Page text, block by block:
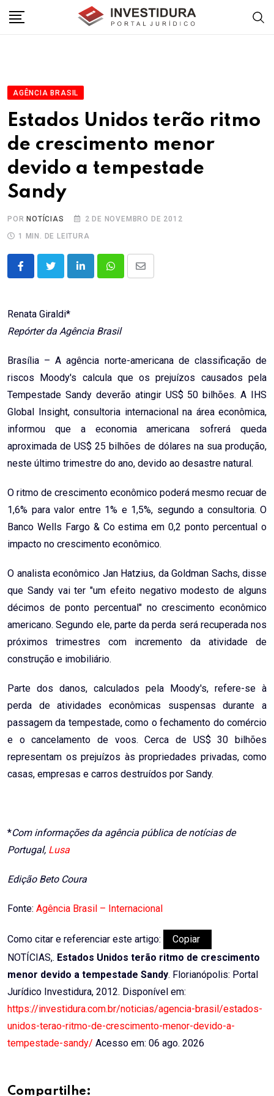
AGÊNCIA BRASIL
Estados Unidos terão ritmo
de crescimento menor
devido a tempestade
Sandy
POR NOTÍCIAS
2 DE NOVEMBRO DE 2012
1 MIN. DE LEITURA
LinkedInWhatsappShare
Renata Giraldi*
Repórter da Agência Brasil
Brasília – A agência norte-americana de classificação de
riscos Moody's calcula que os prejuízos causados pela
Tempestade Sandy deverão atingir US$ 50 bilhões. A IHS
Global Insight, consultoria internacional na área econômica,
informou que a economia americana sofrerá queda
aproximada de US$ 25 bilhões de dólares na sua produção,
neste último trimestre do ano, devido ao desastre natural.
O ritmo de crescimento econômico poderá mesmo recuar de
1,6% para valor entre 1% e 1,5%, segundo a consultoria. O
Banco Wells Fargo & Co estima em 0,2 ponto percentual o
impacto no crescimento econômico.
O analista econômico Jan Hatzius, da Goldman Sachs, disse
que Sandy vai ter "um efeito negativo modesto de alguns
décimos de ponto percentual" no crescimento econômico
americano. Segundo ele, parte da perda será recuperada nos
próximos trimestres com incremento da atividade de
construção e imobiliário.
Parte dos danos, calculados pela Moody's, refere-se à
perda de atividades econômicas suspensas durante a
passagem da tempestade, como o fechamento do comércio
e o cancelamento de voos. Cerca de US$ 30 bilhões
representam os prejuízos às propriedades privadas, como
casas, empresas e carros destruídos por Sandy.
*Com informações da agência pública de notícias de
Portugal, Lusa
Edição Beto Coura
Fonte: Agência Brasil – Internacional
Como citar e referenciar este artigo:
Copiar
NOTÍCIAS,. Estados Unidos terão ritmo de crescimento
menor devido a tempestade Sandy. Florianópolis: Portal
Jurídico Investidura, 2012. Disponível em:
https://investidura.com.br/noticias/agencia-brasil/estados-
unidos-terao-ritmo-de-crescimento-menor-devido-a-
tempestade-sandy/ Acesso em: 06 ago. 2026
Compartilhe: